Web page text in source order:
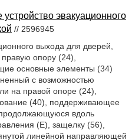
эвакуационного
// 2596945
выхода для дверей,
опору (24),
основные элементы (34)
с возможностью
на правой опоре (24),
(40), поддерживающее
вдоль
(Е), защелку (56),
линейной направляющей